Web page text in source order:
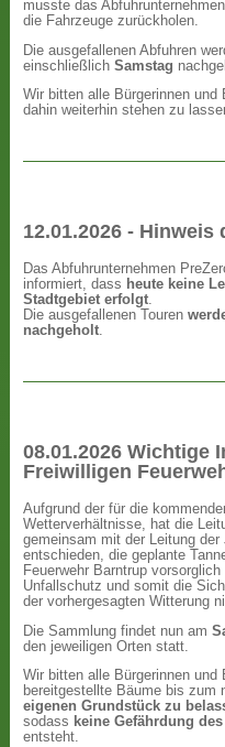
musste das
die Fahrzeuge zurückholen.
Die ausgefallenen Abfuhren
einschließlichSamstag
Wir bitten alle Bürgerinnen und
dahin weiterhin stehen zu
12.01.2026 -
Das Abfuhrunternehmen
informiert, dass heute keine
Stadtgebiet erfolgt.
Die ausgefallenen Touren
nachgeholt.
08.01.2026 Wichtige
Freiwilligen
Aufgrund der für die
Wetterverhältnisse, hat die
gemeinsam mit der Leitung
entschieden, die geplante
Feuerwehr Barntrup
Unfallschutz und somit die
der vorhergesagten Witterung
Die Sammlung findet nun am
den jeweiligen Orten statt.
Wir bitten alle Bürgerinnen und
bereitgestellte Bäume bis zum
eigenen Grundstück zu
sodass keine Gefährdung
entsteht.